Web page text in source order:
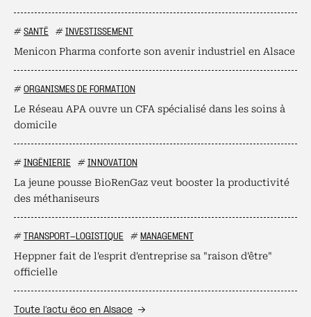
# SANTÉ # INVESTISSEMENT
Menicon Pharma conforte son avenir industriel en Alsace
# ORGANISMES DE FORMATION
Le Réseau APA ouvre un CFA spécialisé dans les soins à
domicile
# INGÉNIERIE # INNOVATION
La jeune pousse BioRenGaz veut booster la productivité
des méthaniseurs
# TRANSPORT-LOGISTIQUE # MANAGEMENT
Heppner fait de l'esprit d'entreprise sa "raison d'être"
officielle
Toute l’actu éco en Alsace